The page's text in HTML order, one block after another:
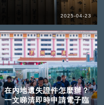
2025-04-23
在內地遺失證件怎麼辦？
一文睇清即時申請電子臨